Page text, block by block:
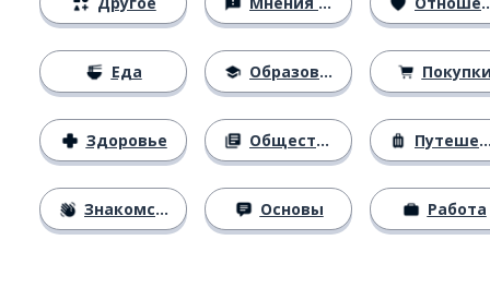
Еда
Здоровье
Знакомство
Образование
Общество
Основы
Путешествия
Работа